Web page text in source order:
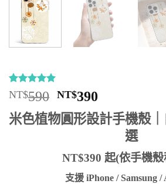
評分5/
5，已有
5
位
顧客進行評
分
NT$590 原
始
價
NT$590。
NT$390
前
價
格：
NT$390。
米色植物圓形設計手機殼
選
NT$390 起(依手機
支援 iPhone / Samsung